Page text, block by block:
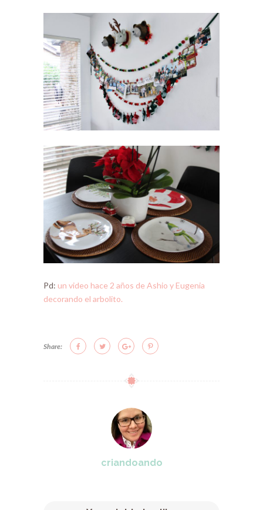
Pd: un video hace 2 años de Ashio y Eugenia
decorando el arbolito.
Share:
criandoando